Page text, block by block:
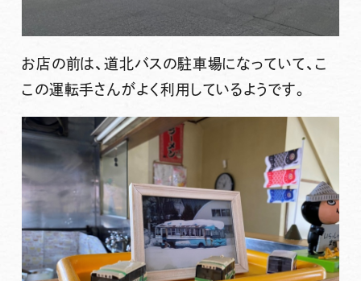
お店の前は、道北バスの駐車場になっていて、こ
この運転手さんがよく利用しているようです。